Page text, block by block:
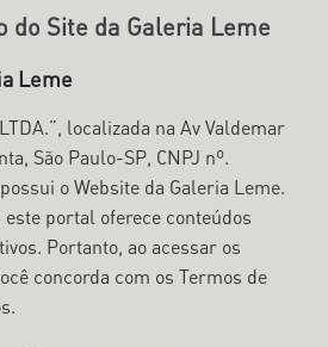
do Site da Galeria Leme
Leme
localizada na Av Valdemar
São Paulo-SP, CNPJ nº.
o Website da Galeria Leme.
este portal oferece conteúdos
Portanto, ao acessar os
concorda com os Termos de